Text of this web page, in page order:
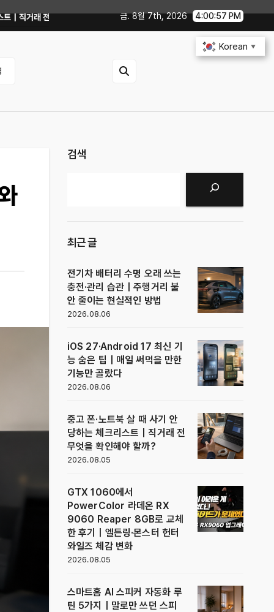
해야 할까? GTX 1060에서 PowerColor 라데온 RX 9060 Reaper
금. 8월 7th, 2026 4:00:59 PM
검색
최근 글
전기차 배터리 수명 오래 쓰는
충전·관리 습관｜주행거리 불
안 줄이는 현실적인 방법
2026.08.06
iOS 27·Android 17 최신 기
능 숨은 팁｜매일 써먹을 만한
기능만 골랐다
2026.08.06
중고 폰·노트북 살 때 사기 안
당하는 체크리스트｜직거래 전
무엇을 확인해야 할까?
2026.08.05
GTX 1060에서
PowerColor 라데온 RX
9060 Reaper 8GB로 교체
한 후기｜엘든링·몬스터 헌터
와일즈 체감 변화
2026.08.05
스마트홈 AI 스피커 자동화 루
틴 5가지｜말로만 쓰던 스피
Korean ▼